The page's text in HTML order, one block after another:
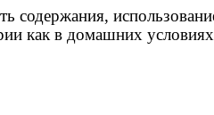
содержания,
как в домашних